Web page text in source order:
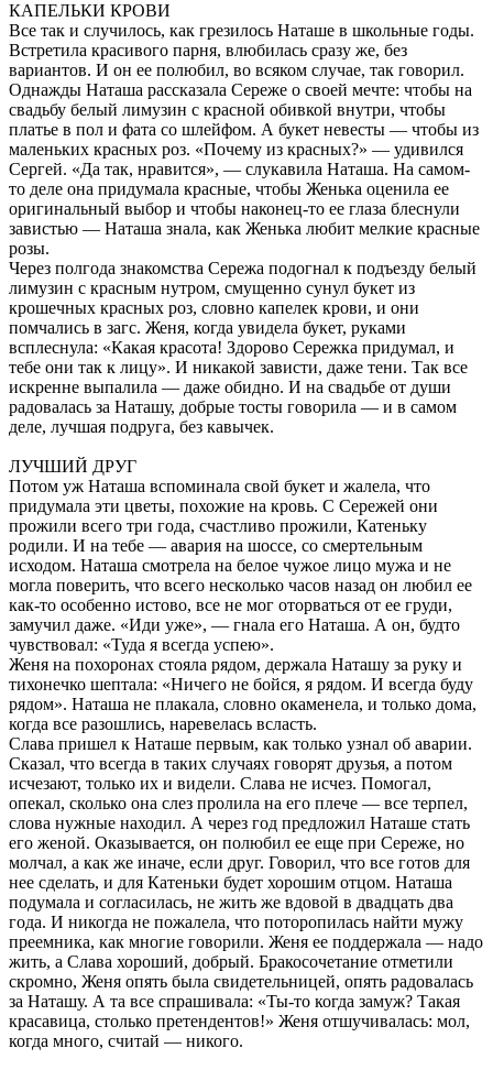
КАПЕЛЬКИ КРОВИ
Все так и случилось, как грезилось Наташе в школьные годы.
Встретила красивого парня, влюбилась сразу же, без
вариантов. И он ее полюбил, во всяком случае, так говорил.
Однажды Наташа рассказала Сереже о своей мечте: чтобы на
свадьбу белый лимузин с красной обивкой внутри, чтобы
платье в пол и фата со шлейфом. А букет невесты — чтобы из
маленьких красных роз. «Почему из красных?» — удивился
Сергей. «Да так, нравится», — слукавила Наташа. На самом-
то деле она придумала красные, чтобы Женька оценила ее
оригинальный выбор и чтобы наконец-то ее глаза блеснули
завистью — Наташа знала, как Женька любит мелкие красные
розы.
Через полгода знакомства Сережа подогнал к подъезду белый
лимузин с красным нутром, смущенно сунул букет из
крошечных красных роз, словно капелек крови, и они
помчались в загс. Женя, когда увидела букет, руками
всплеснула: «Какая красота! Здорово Сережка придумал, и
тебе они так к лицу». И никакой зависти, даже тени. Так все
искренне выпалила — даже обидно. И на свадьбе от души
радовалась за Наташу, добрые тосты говорила — и в самом
деле, лучшая подруга, без кавычек.
ЛУЧШИЙ ДРУГ
Потом уж Наташа вспоминала свой букет и жалела, что
придумала эти цветы, похожие на кровь. С Сережей они
прожили всего три года, счастливо прожили, Катеньку
родили. И на тебе — авария на шоссе, со смертельным
исходом. Наташа смотрела на белое чужое лицо мужа и не
могла поверить, что всего несколько часов назад он любил ее
как-то особенно истово, все не мог оторваться от ее груди,
замучил даже. «Иди уже», — гнала его Наташа. А он, будто
чувствовал: «Туда я всегда успею».
Женя на похоронах стояла рядом, держала Наташу за руку и
тихонечко шептала: «Ничего не бойся, я рядом. И всегда буду
рядом». Наташа не плакала, словно окаменела, и только дома,
когда все разошлись, наревелась всласть.
Слава пришел к Наташе первым, как только узнал об аварии.
Сказал, что всегда в таких случаях говорят друзья, а потом
исчезают, только их и видели. Слава не исчез. Помогал,
опекал, сколько она слез пролила на его плече — все терпел,
слова нужные находил. А через год предложил Наташе стать
его женой. Оказывается, он полюбил ее еще при Сереже, но
молчал, а как же иначе, если друг. Говорил, что все готов для
нее сделать, и для Катеньки будет хорошим отцом. Наташа
подумала и согласилась, не жить же вдовой в двадцать два
года. И никогда не пожалела, что поторопилась найти мужу
преемника, как многие говорили. Женя ее поддержала — надо
жить, а Слава хороший, добрый. Бракосочетание отметили
скромно, Женя опять была свидетельницей, опять радовалась
за Наташу. А та все спрашивала: «Ты-то когда замуж? Такая
красавица, столько претендентов!» Женя отшучивалась: мол,
когда много, считай — никого.